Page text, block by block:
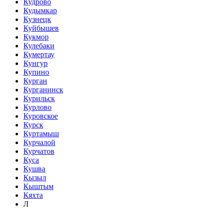
Кудымкар
Кузнецк
Куйбышев
Кукмор
Кулебаки
Кумертау
Кунгур
Купино
Курган
Курганинск
Курильск
Курлово
Куровское
Курск
Куртамыш
Курчалой
Курчатов
Куса
Кушва
Кызыл
Кыштым
Кяхта
Л